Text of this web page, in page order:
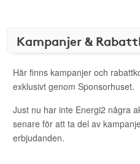
Kampanjer &
Här finns kampanjer och
exklusivt genom Sponsorhuset.
Just nu har inte Energi2 några
senare för att ta del av
erbjudanden.